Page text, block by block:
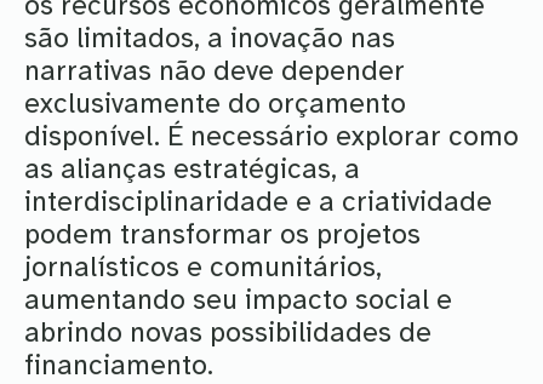
são limitados, a inovação nas
narrativas não deve depender
exclusivamente do orçamento
disponível. É necessário explorar como
as alianças estratégicas, a
interdisciplinaridade e a criatividade
podem transformar os projetos
jornalísticos e comunitários,
aumentando seu impacto social e
abrindo novas possibilidades de
financiamento.